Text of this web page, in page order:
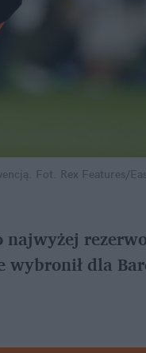
Fot. Rex Features/
najwyżej
wybronił dla